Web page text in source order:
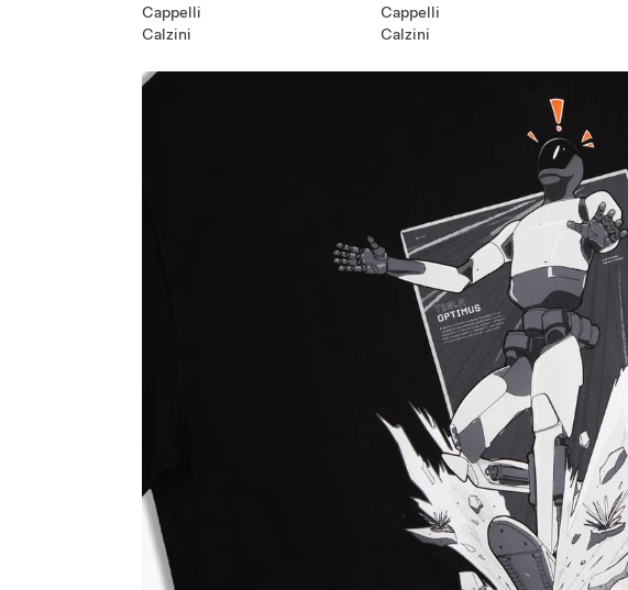
Cappelli
Calzini
Cappelli
Calzini